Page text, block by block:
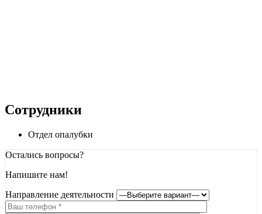
Сотрудники
Отдел опалубки
Остались вопросы?
Напишите нам!
Направление деятельности